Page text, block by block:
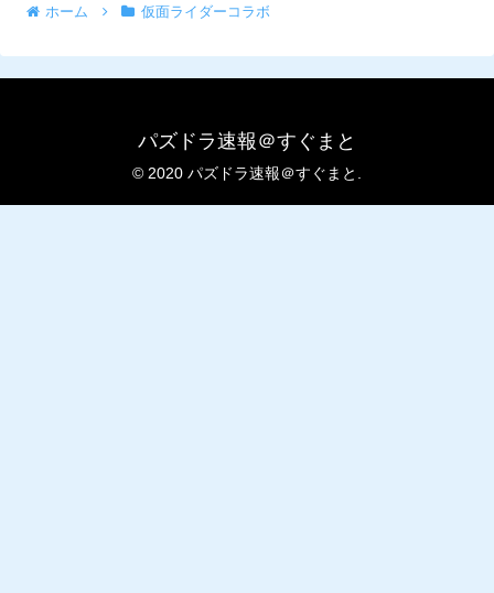
ホーム 仮面ライダーコラボ
パズドラ速報＠すぐまと
© 2020 パズドラ速報＠すぐまと.